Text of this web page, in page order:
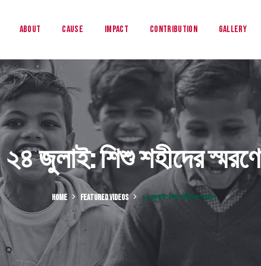
About Cause Impact Contribution Gallery
২৪ জুলাই: শিশু শহীদের স্মরণে
HOME FEATURED VIDEOS ২৪ জুলাই: শিশু শহীদের স্মরণে